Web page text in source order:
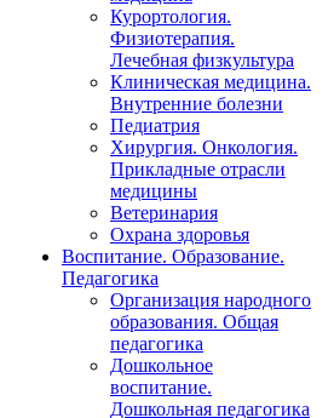
Курортология.
Физиотерапия.
Лечебная физкультура
Клиническая медицина.
Внутренние болезни
Педиатрия
Хирургия. Онкология.
Прикладные отрасли
медицины
Ветеринария
Охрана здоровья
Воспитание. Образование.
Педагогика
Организация народного
образования. Общая
педагогика
Дошкольное
воспитание.
Дошкольная педагогика